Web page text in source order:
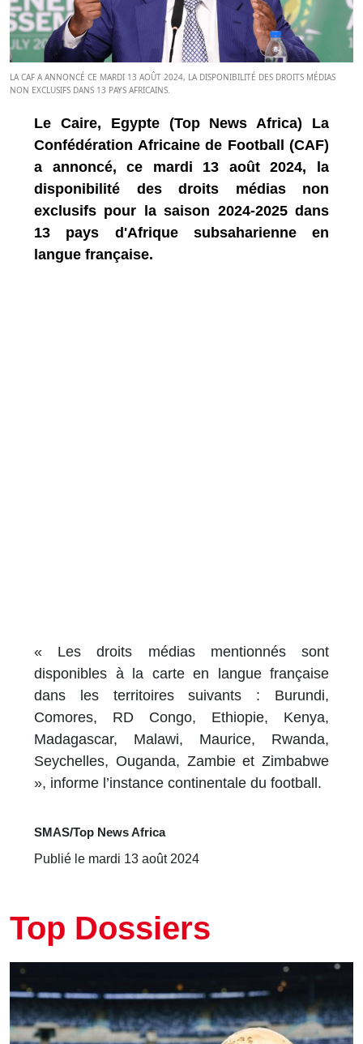
LA CAF A ANNONCÉ CE MARDI 13 AOÛT 2024, LA DISPONIBILITÉ DES DROITS MÉDIAS
NON EXCLUSIFS DANS 13 PAYS AFRICAINS.
Le Caire, Egypte (Top News Africa) La
Confédération Africaine de Football (CAF)
a annoncé, ce mardi 13 août 2024, la
disponibilité des droits médias non
exclusifs pour la saison 2024-2025 dans
13 pays d'Afrique subsaharienne en
langue française.
« Les droits médias mentionnés sont
disponibles à la carte en langue française
dans les territoires suivants : Burundi,
Comores, RD Congo, Ethiopie, Kenya,
Madagascar, Malawi, Maurice, Rwanda,
Seychelles, Ouganda, Zambie et Zimbabwe
», informe l’instance continentale du football.
SMAS/Top News Africa
Publié le mardi 13 août 2024
Top Dossiers